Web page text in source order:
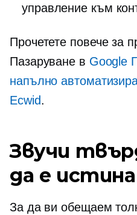
управление към
Прочетете повече за
Пазаруване в Google
напълно
Ecwid.
Звучи
да е истина
За да ви обещаем